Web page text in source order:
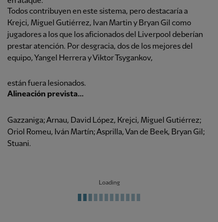
Todos contribuyen en este sistema, pero destacaría a
Krejci, Miguel Gutiérrez, Ivan Martin y Bryan Gil como
jugadores a los que los aficionados del Liverpool deberían
prestar atención. Por desgracia, dos de los mejores del
equipo, Yangel Herrera y Viktor Tsygankov,
están fuera lesionados.
Alineación prevista...
Gazzaniga; Arnau, David López, Krejci, Miguel Gutiérrez;
Oriol Romeu, Iván Martín; Asprilla, Van de Beek, Bryan Gil;
Stuani.
Loading